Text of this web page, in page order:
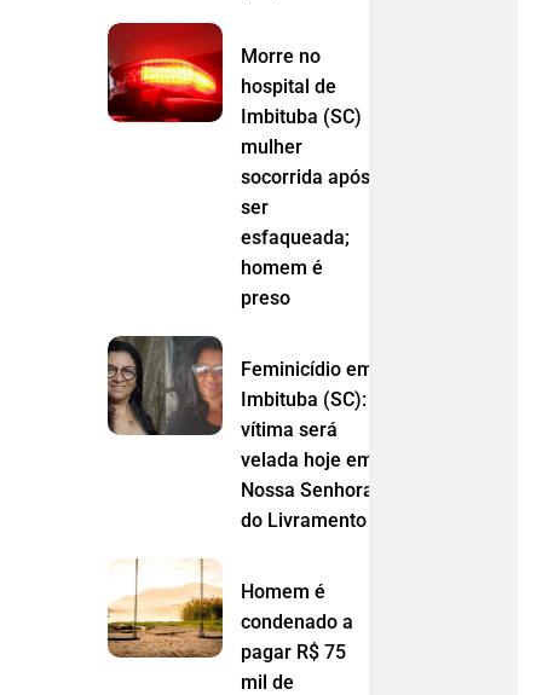
Morre no
hospital de
Imbituba (SC)
mulher
socorrida após
ser
esfaqueada;
homem é
preso
Feminicídio em
Imbituba (SC):
vítima será
velada hoje em
Nossa Senhora
do Livramento (MT)
Homem é
condenado a
pagar R$ 75
mil de